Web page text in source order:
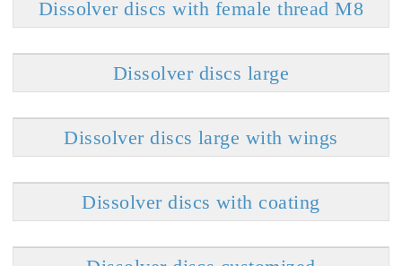
Dissolver discs with female thread M8
Dissolver discs large
Dissolver discs large with wings
Dissolver discs with coating